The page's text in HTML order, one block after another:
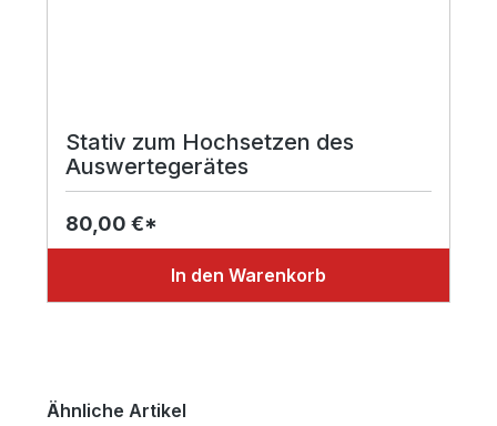
Stativ zum Hochsetzen des
Auswertegerätes
80,00 €*
In den Warenkorb
Produktgalerie überspringen
Ähnliche Artikel